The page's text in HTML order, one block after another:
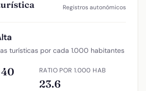
Registros autonómicos
turísticas por cada 1.000 habitantes
40 RATIO POR 1.000 HAB
23.6